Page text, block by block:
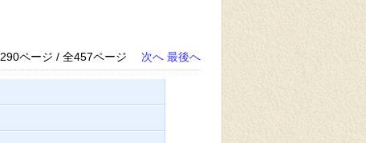
290ページ / 全457ページ 次へ 最後へ